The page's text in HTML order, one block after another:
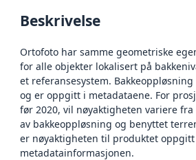
Beskrivelse
Ortofoto har samme geometriske
for alle objekter lokalisert på
et referansesystem.
og er oppgitt i metadataene. For
før 2020, vil nøyaktigheten variere
av bakkeoppløsning og benyttet
er nøyaktigheten til produktet
metadatainformasjonen.